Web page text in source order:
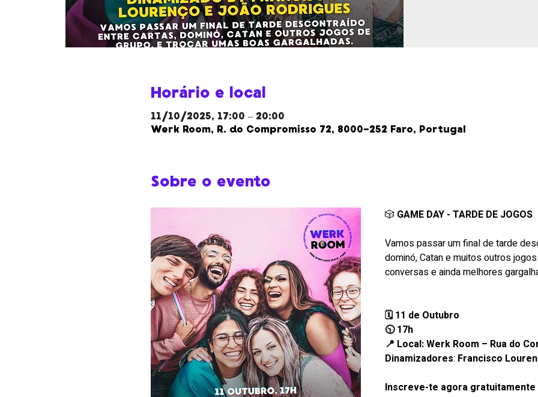
Horário e local
11/10/2025, 17:00 – 20:00
Werk Room, R. do Compromisso 72, 8000-252 Faro, Portugal
Sobre o evento
🎲 GAME DAY - TARDE DE JOGOS
Vamos passar um final de tarde
dominó, Catan e muitos outros
conversas e ainda melhores
🗓 11 de Outubro
🕥 17h
📍 Local: Werk Room – Rua do
Dinamizadores: Francisco
Inscreve-te agora gratuitamente